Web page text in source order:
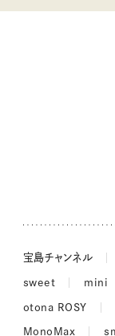
ノーラのフィンラン
吉田羊さんの着物
長谷川あかりさん
宝島チャンネル
sweet mini
otona ROSY
MonoMax